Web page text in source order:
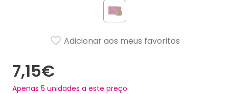
7,15€
Apenas 5 unidades a este preço
Adicionar aos meus favoritos